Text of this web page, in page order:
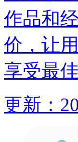
作品和
价，让
享受最
更新：